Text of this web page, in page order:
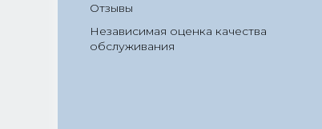
Отзывы
Независимая оценка качества
обслуживания